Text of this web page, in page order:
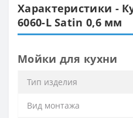
Характеристики -
6060-L Satin 0,6 мм
Мойки для кухни
Тип изделия
Вид монтажа